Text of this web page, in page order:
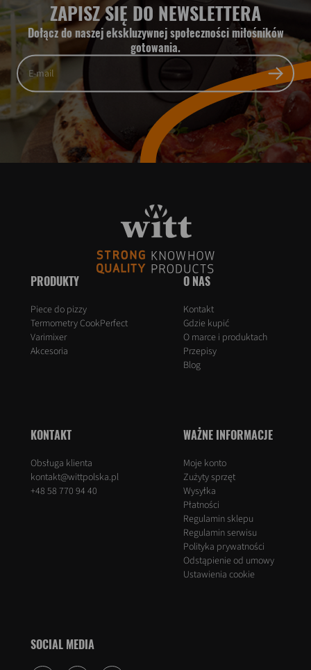
ZAPISZ SIĘ DO NEWSLETTERA
Dołącz do naszej ekskluzywnej społeczności miłośników
gotowania.
PRODUKTY
Piece do pizzy
Termometry CookPerfect
Varimixer
Akcesoria
O NAS
Kontakt
Gdzie kupić
O marce i produktach
Przepisy
Blog
KONTAKT
Obsługa klienta
kontakt@wittpolska.pl
+48 58 770 94 40
WAŻNE INFORMACJE
Moje konto
Zużyty sprzęt
Wysyłka
Płatności
Regulamin sklepu
Regulamin serwisu
Polityka prywatności
Odstąpienie od umowy
Ustawienia cookie
SOCIAL MEDIA